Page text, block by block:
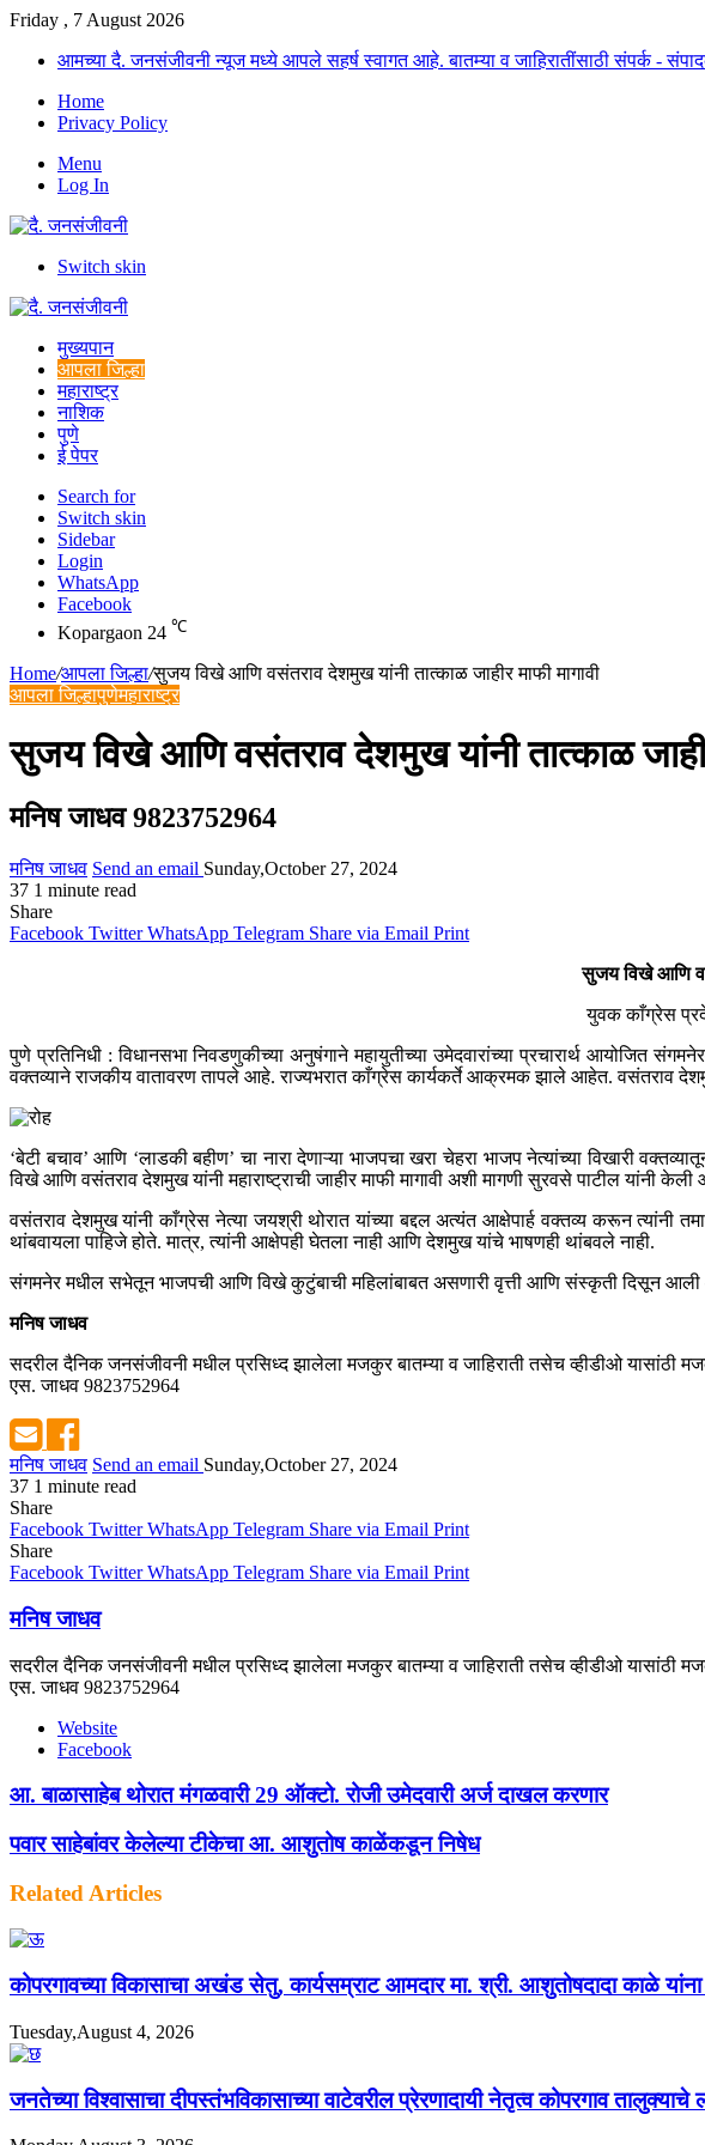
Friday , 7 August 2026
आमच्या दै. जनसंजीवनी न्यूज मध्ये आपले सहर्ष स्वागत आहे. बातम्या व जाहिरातींसाठी संपर्क -
Home
Privacy Policy
Menu
Log In
Switch skin
मुख्यपान
आपला जिल्हा
महाराष्ट्र
नाशिक
पुणे
ई पेपर
Search for
Switch skin
Sidebar
Login
WhatsApp
Facebook
Kopargaon 24 ℃
Home/आपला जिल्हा/सुजय विखे आणि वसंतराव देशमुख यांनी तात्काळ जाहीर माफी मागावी
आपला जिल्हापुणेमहाराष्ट्र
सुजय विखे आणि वसंतराव देशमुख यांनी तात्काळ जाहीर
मनिष जाधव 9823752964
मनिष जाधव Send an email Sunday,October 27, 2024
37 1 minute read
Share
Facebook Twitter WhatsApp Telegram Share via Email Print
सुजय विखे आणि
युवक काँग्रेस
पुणे प्रतिनिधी : विधानसभा निवडणुकीच्या अनुषंगाने महायुतीच्या उमेदवारांच्या प्रचारार्थ आयोजित
वक्तव्याने राजकीय वातावरण तापले आहे. राज्यभरात काँग्रेस कार्यकर्ते आक्रमक झाले आहेत. वसंतराव
‘बेटी बचाव’ आणि ‘लाडकी बहीण’ चा नारा देणाऱ्या भाजपचा खरा चेहरा भाजप नेत्यांच्या विखारी
विखे आणि वसंतराव देशमुख यांनी महाराष्ट्राची जाहीर माफी मागावी अशी मागणी सुरवसे पाटील यांनी केली
वसंतराव देशमुख यांनी काँग्रेस नेत्या जयश्री थोरात यांच्या बद्दल अत्यंत आक्षेपार्ह वक्तव्य करून त्यांनी
थांबवायला पाहिजे होते. मात्र, त्यांनी आक्षेपही घेतला नाही आणि देशमुख यांचे भाषणही थांबवले नाही.
संगमनेर मधील सभेतून भाजपची आणि विखे कुटुंबाची महिलांबाबत असणारी वृत्ती आणि संस्कृती दिसून आली
मनिष जाधव
सदरील दैनिक जनसंजीवनी मधील प्रसिध्द झालेला मजकुर बातम्या व जाहिराती तसेच व्हीडीओ यासांठी
एस. जाधव 9823752964
मनिष जाधव Send an email Sunday,October 27, 2024
37 1 minute read
Share
Facebook Twitter WhatsApp Telegram Share via Email Print
Share
Facebook Twitter WhatsApp Telegram Share via Email Print
मनिष जाधव
सदरील दैनिक जनसंजीवनी मधील प्रसिध्द झालेला मजकुर बातम्या व जाहिराती तसेच व्हीडीओ यासांठी
एस. जाधव 9823752964
Website
Facebook
आ. बाळासाहेब थोरात मंगळवारी 29 ऑक्टो. रोजी उमेदवारी अर्ज दाखल करणार
पवार साहेबांवर केलेल्या टीकेचा आ. आशुतोष काळेंकडून निषेध
Related Articles
कोपरगावच्या विकासाचा अखंड सेतु, कार्यसम्राट आमदार मा. श्री. आशुतोषदादा काळे यांना
Tuesday,August 4, 2026
जनतेच्या विश्वासाचा दीपस्तंभविकासाच्या वाटेवरील प्रेरणादायी नेतृत्व कोपरगाव